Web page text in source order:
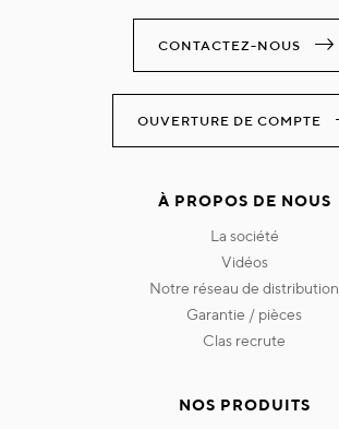
CONTACTEZ-NOUS
OUVERTURE DE COMPTE
À PROPOS DE NOUS
la société
vidéos
notre réseau de distribution
garantie / pièces
clas recrute
NOS PRODUITS